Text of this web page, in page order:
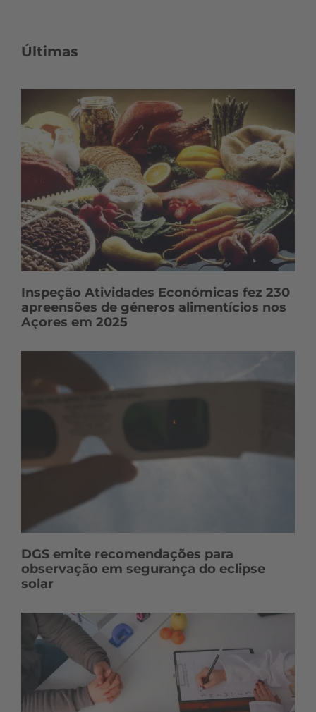
Últimas
Inspeção Atividades Económicas fez 230
apreensões de géneros alimentícios nos
Açores em 2025
DGS emite recomendações para
observação em segurança do eclipse
solar